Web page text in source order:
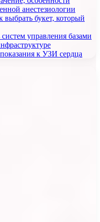
анестезиологии
выбрать букет, который
управления базами
к УЗИ сердца